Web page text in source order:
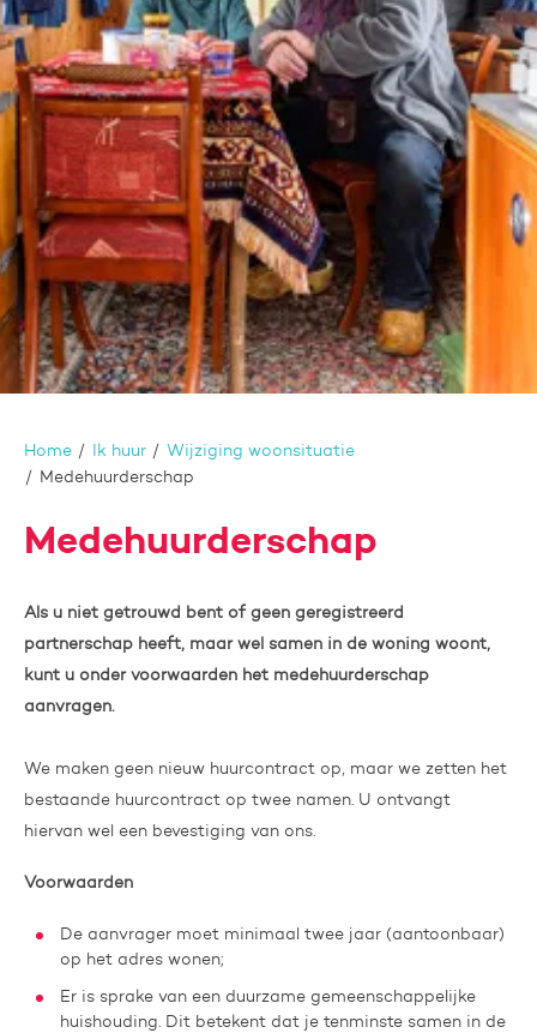
Home Ik huur
Wijziging woonsituatie
Medehuurderschap
Medehuurderschap
Als u niet getrouwd bent of geen geregistreerd
partnerschap heeft, maar wel samen in de woning woont,
kunt u onder voorwaarden het medehuurderschap
aanvragen.
We maken geen nieuw huurcontract op, maar we zetten het
bestaande huurcontract op twee namen. U ontvangt
hiervan wel een bevestiging van ons.
Voorwaarden
De aanvrager moet minimaal twee jaar (aantoonbaar)
op het adres wonen;
Er is sprake van een duurzame gemeenschappelijke
huishouding. Dit betekent dat je tenminste samen in de